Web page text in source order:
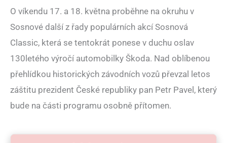
O víkendu 17. a 18. května proběhne na okruhu v
Sosnové další z řady populárních akcí Sosnová
Classic, která se tentokrát ponese v duchu oslav
130letého výročí automobilky Škoda. Nad oblíbenou
přehlídkou historických závodních vozů převzal letos
záštitu prezident České republiky pan Petr Pavel, který
bude na části programu osobně přítomen.